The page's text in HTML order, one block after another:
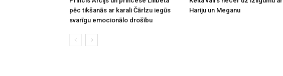
pēc tikšanās ar karali Čārlzu iegūs
svarīgu emocionālo drošību
Hariju un Meganu